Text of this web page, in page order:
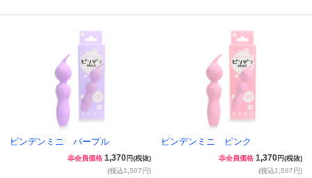
ピンデンミニ パープル
非会員価格 1,370円(税抜)
(税込1,507円)
ピンデンミニ ピンク
非会員価格 1,370円(税抜)
(税込1,507円)